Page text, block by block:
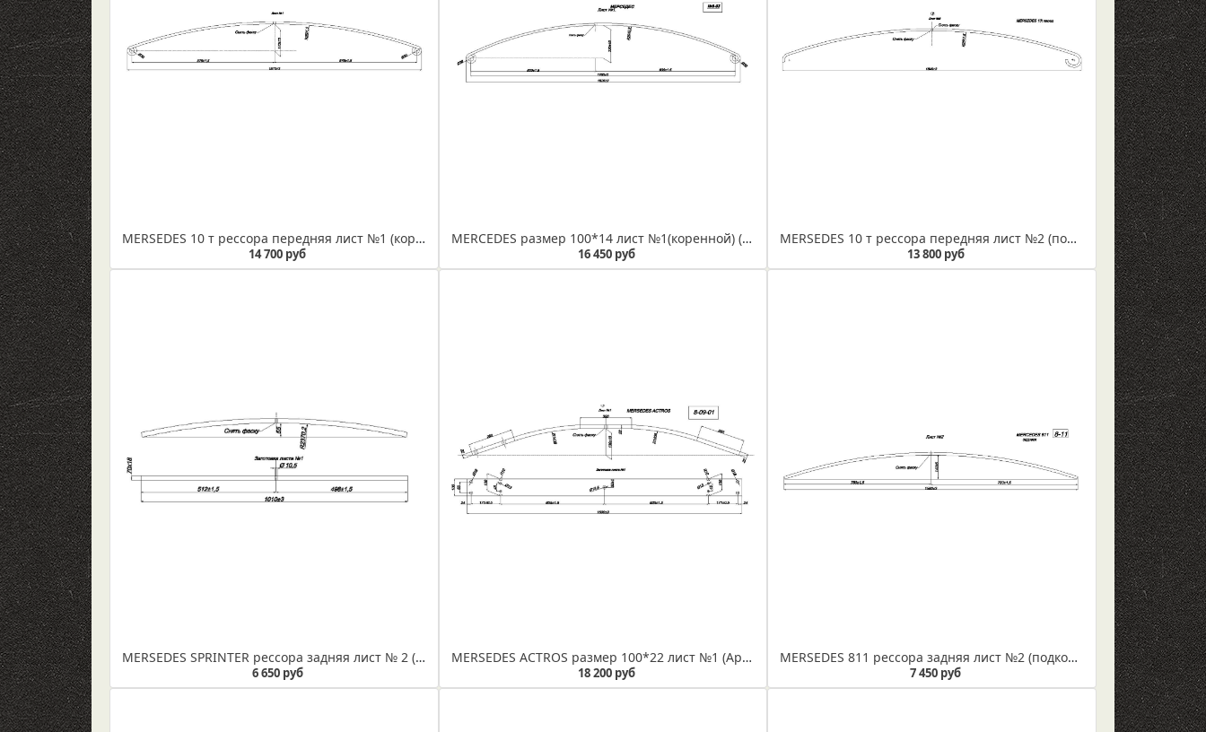
MERSEDES 10 т рессора передняя лист №1 (коренной) (Арт. IR 08-05-01)
14 700 руб
MERCEDES размер 100*14 лист №1(коренной) (Арт. IR 08-03-01)
16 450 руб
MERSEDES 10 т рессора передняя лист №2 (подкоренной) (Арт. IR 08-05-02)
13 800 руб
MERSEDES SPRINTER рессора задняя лист № 2 (Арт. IR 08-10-02)
6 650 руб
MERSEDES ACTROS размер 100*22 лист №1 (Арт. IR 08-09-01)
18 200 руб
MERSEDES 811 рессора задняя лист №2 (подкоренной) (Арт. IR 08-11-02)
7 450 руб